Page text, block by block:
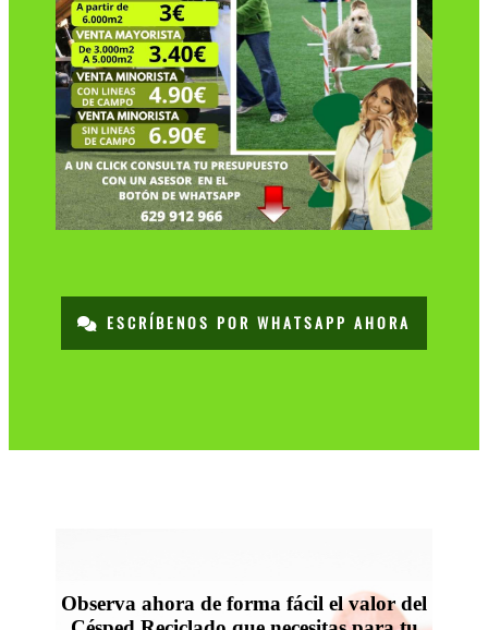
ESCRÍBENOS POR WHATSAPP AHORA
Observa ahora de forma fácil el valor del